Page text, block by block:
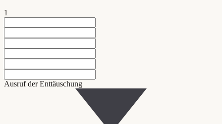
1
Ausruf der Enttäuschung